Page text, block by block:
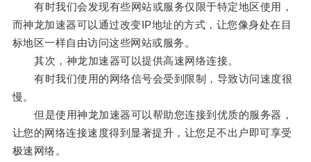
有时我们会发现有些网站或服务仅限于特定地区使用，
而神龙加速器可以通过改变IP地址的方式，让您像身处在目
标地区一样自由访问这些网站或服务。
其次，神龙加速器可以提供高速网络连接。
有时我们使用的网络信号会受到限制，导致访问速度很
慢。
但是使用神龙加速器可以帮助您连接到优质的服务器，
让您的网络连接速度得到显著提升，让您足不出户即可享受
极速网络。